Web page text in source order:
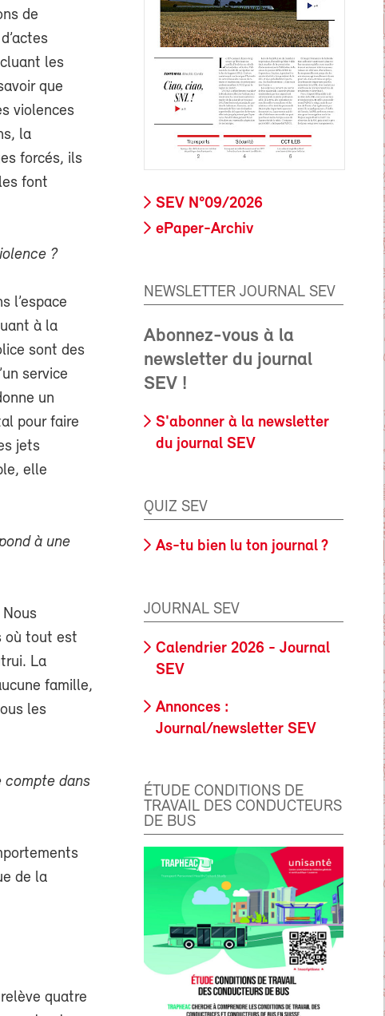
de
les
que
violences
la
forcés, ils
font
?
l’espace
à la
sont des
service
un
pour faire
jets
elle
à une
où tout est
La
famille,
les
compte dans
de la
quatre
SEV N°09/2026
ePaper-Archiv
NEWSLETTER JOURNAL SEV
Abonnez-vous à la
newsletter du journal
SEV !
S'abonner à la newsletter
du journal SEV
QUIZ SEV
As-tu bien lu ton journal ?
JOURNAL SEV
Calendrier 2026 - Journal
SEV
Annonces :
Journal/newsletter SEV
ÉTUDE CONDITIONS DE
TRAVAIL DES CONDUCTEURS
DE BUS